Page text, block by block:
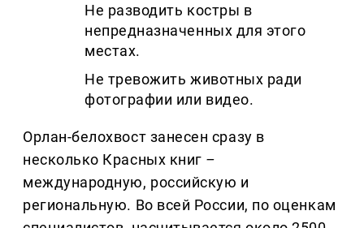
Не разводить костры в
непредназначенных для этого
местах.
Не тревожить животных ради
фотографии или видео.
Орлан-белохвост занесен сразу в
несколько Красных книг –
международную, российскую и
региональную. Во всей России, по оценкам